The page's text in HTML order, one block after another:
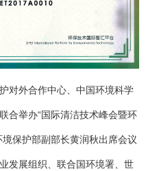
对外合作中心、中国环境科学
合举办“国际清洁技术峰会暨环
保护部副部长黄润秋出席会议
发展组织、联合国环境署、世